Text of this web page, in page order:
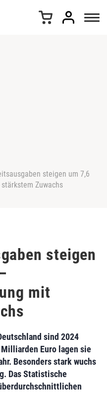
steigen um 7,6
Zuwachs
steigen
mit
sind 2024
Euro lagen sie
Besonders stark wuchs
Das Statistische